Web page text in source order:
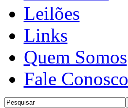
Leilões
Links
Quem Somos
Fale Conosco